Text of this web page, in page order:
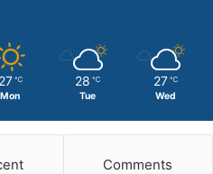
27 ℃
Mon
28 ℃
Tue
27 ℃
Wed
Comments